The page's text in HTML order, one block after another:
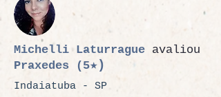
alonga e deixa o visual
ainda mais elegante.
Peça atemporal, de
extrema qualidade, que
durará por anos.
Acompanham 2 lenços
Michelli Laturrague avaliou
Praxedes (5★)
Indaiatuba - SP